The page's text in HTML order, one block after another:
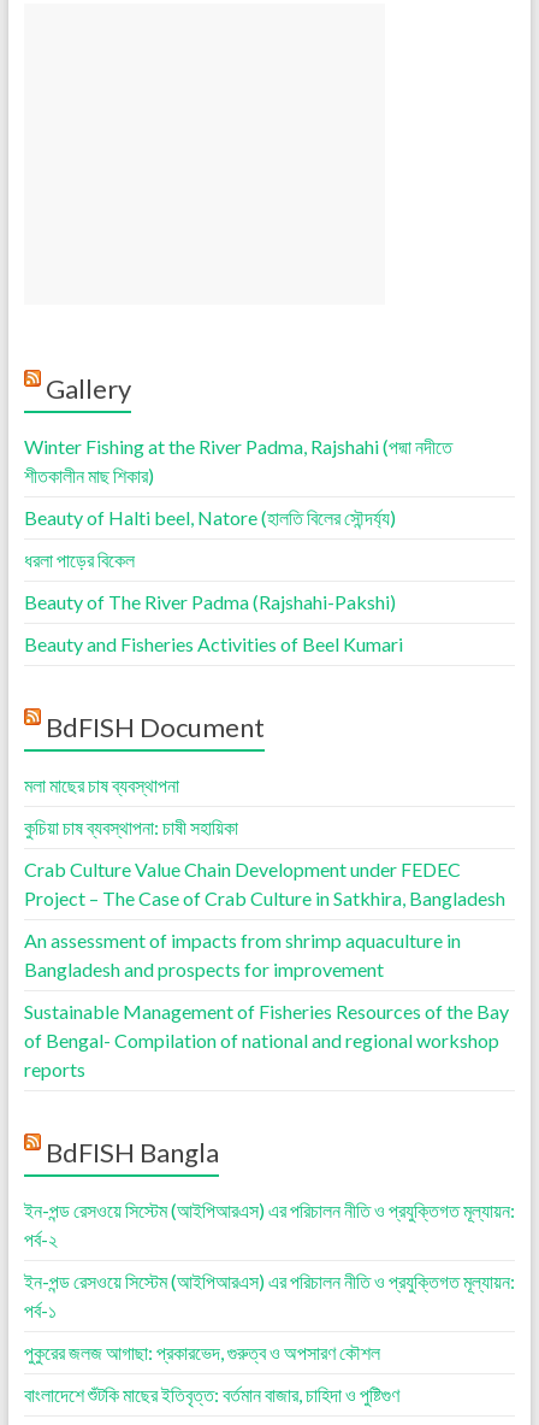
Gallery
Winter Fishing at the River Padma, Rajshahi (পদ্মা নদীতে
শীতকালীন মাছ শিকার)
Beauty of Halti beel, Natore (হালতি বিলের সৌন্দর্য্য)
ধরলা পাড়ের বিকেল
Beauty of The River Padma (Rajshahi-Pakshi)
Beauty and Fisheries Activities of Beel Kumari
BdFISH Document
মলা মাছের চাষ ব্যবস্থাপনা
কুচিয়া চাষ ব্যবস্থাপনা: চাষী সহায়িকা
Crab Culture Value Chain Development under FEDEC
Project – The Case of Crab Culture in Satkhira, Bangladesh
An assessment of impacts from shrimp aquaculture in
Bangladesh and prospects for improvement
Sustainable Management of Fisheries Resources of the Bay
of Bengal- Compilation of national and regional workshop
reports
BdFISH Bangla
ইন-পন্ড রেসওয়ে সিস্টেম (আইপিআরএস) এর পরিচালন নীতি ও প্রযুক্তিগত মূল্যায়ন:
পর্ব-২
ইন-পন্ড রেসওয়ে সিস্টেম (আইপিআরএস) এর পরিচালন নীতি ও প্রযুক্তিগত মূল্যায়ন:
পর্ব-১
পুকুরের জলজ আগাছা: প্রকারভেদ, গুরুত্ব ও অপসারণ কৌশল
বাংলাদেশে শুঁটকি মাছের ইতিবৃত্ত: বর্তমান বাজার, চাহিদা ও পুষ্টিগুণ